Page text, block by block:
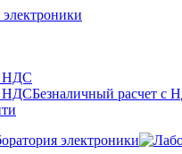
НДС
НДСБезналичный расчет с